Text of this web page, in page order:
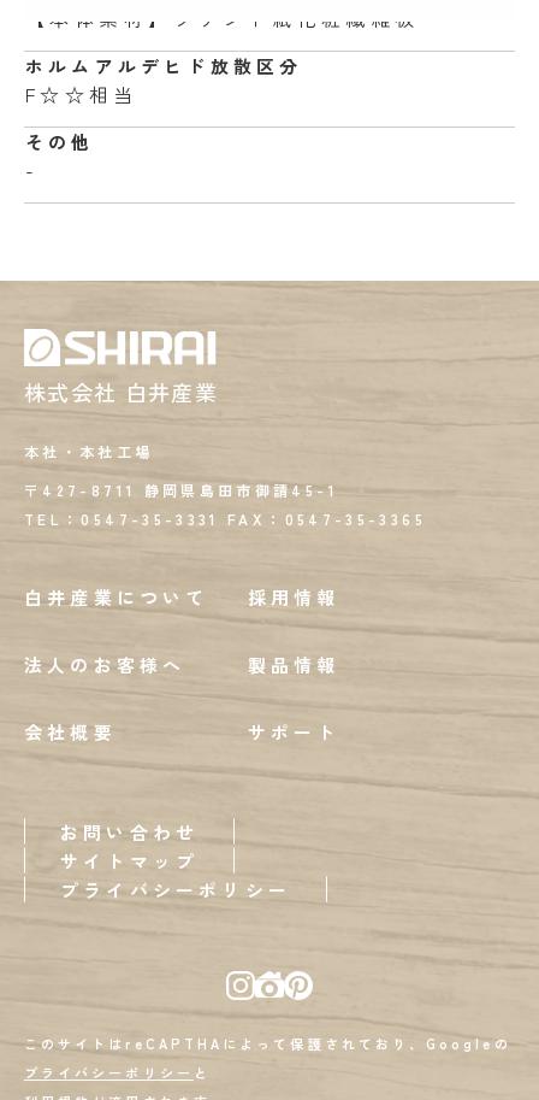
【本体素材】プリント紙化粧繊維板
ホルムアルデヒド 放散区分
F☆☆相当
その他
-
株式会社 白井産業
本社・本社工場
〒427-8711 静岡県島田市御請45-1
TEL：0547-35-3331
FAX： 0547-35-3365
白井産業について
法人のお客様へ
会社概要
採用情報
製品情報
サポート
お問い合わせ
サイトマップ
プライバシーポリシー
このサイトはreCAPTHAによって保護されており、Googleの
プライバシーポリシー と